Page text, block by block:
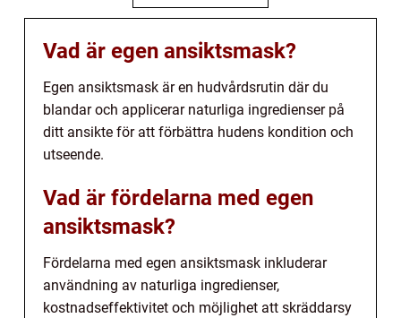
Vad är egen ansiktsmask?
Egen ansiktsmask är en hudvårdsrutin där du
blandar och applicerar naturliga ingredienser på
ditt ansikte för att förbättra hudens kondition och
utseende.
Vad är fördelarna med egen
ansiktsmask?
Fördelarna med egen ansiktsmask inkluderar
användning av naturliga ingredienser,
kostnadseffektivitet och möjlighet att skräddarsy